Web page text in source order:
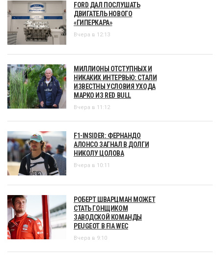
FORD ДАЛ ПОСЛУШАТЬ
ДВИГАТЕЛЬ НОВОГО
«ГИПЕРКАРА»
Вчера в 12:13
МИЛЛИОНЫ ОТСТУПНЫХ И
НИКАКИХ ИНТЕРВЬЮ: СТАЛИ
ИЗВЕСТНЫ УСЛОВИЯ УХОДА
МАРКО ИЗ RED BULL
Вчера в 11:12
F1-INSIDER: ФЕРНАНДО
АЛОНСО ЗАГНАЛ В ДОЛГИ
НИКОЛУ ЦОЛОВА
Вчера в 10:11
РОБЕРТ ШВАРЦМАН МОЖЕТ
СТАТЬ ГОНЩИКОМ
ЗАВОДСКОЙ КОМАНДЫ
PEUGEOT В FIA WEC
Вчера в 9:10